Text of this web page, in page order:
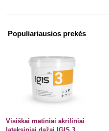
Populiariausios prekės
Visiškai matiniai akriliniai